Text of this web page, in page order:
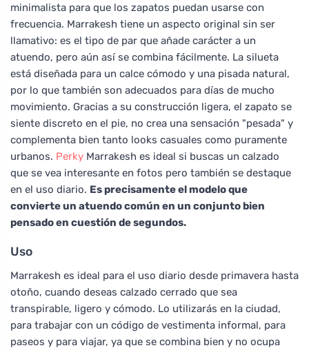
minimalista para que los zapatos puedan usarse con
frecuencia. Marrakesh tiene un aspecto original sin ser
llamativo: es el tipo de par que añade carácter a un
atuendo, pero aún así se combina fácilmente. La silueta
está diseñada para un calce cómodo y una pisada natural,
por lo que también son adecuados para días de mucho
movimiento. Gracias a su construcción ligera, el zapato se
siente discreto en el pie, no crea una sensación "pesada" y
complementa bien tanto looks casuales como puramente
urbanos. Perky Marrakesh es ideal si buscas un calzado
que se vea interesante en fotos pero también se destaque
en el uso diario. Es precisamente el modelo que
convierte un atuendo común en un conjunto bien
pensado en cuestión de segundos.
Uso
Marrakesh es ideal para el uso diario desde primavera hasta
otoño, cuando deseas calzado cerrado que sea
transpirable, ligero y cómodo. Lo utilizarás en la ciudad,
para trabajar con un código de vestimenta informal, para
paseos y para viajar, ya que se combina bien y no ocupa